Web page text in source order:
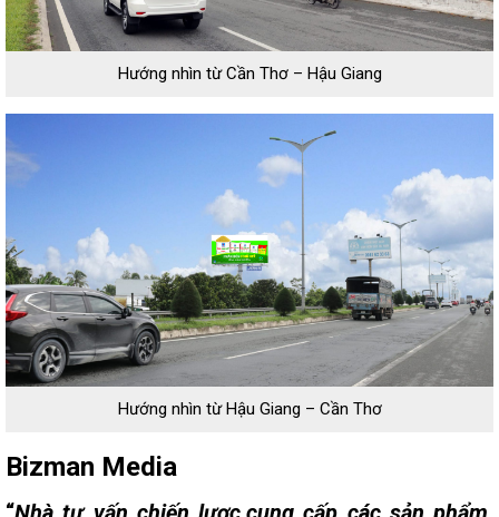
Hướng nhìn từ Cần Thơ – Hậu Giang
Hướng nhìn từ Hậu Giang – Cần Thơ
Bizman Media